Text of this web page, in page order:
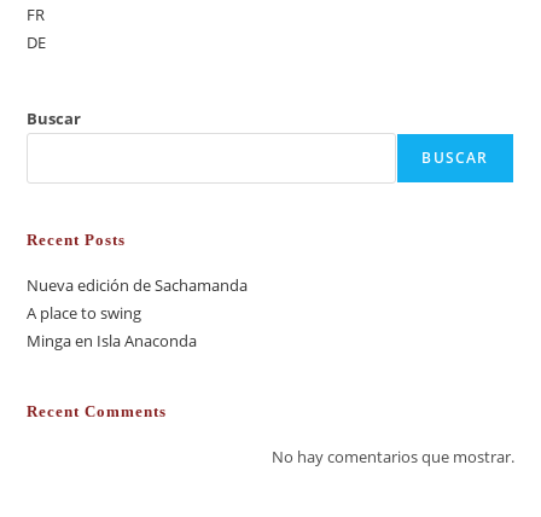
FR
DE
Buscar
BUSCAR
Recent Posts
Nueva edición de Sachamanda
A place to swing
Minga en Isla Anaconda
Recent Comments
No hay comentarios que mostrar.